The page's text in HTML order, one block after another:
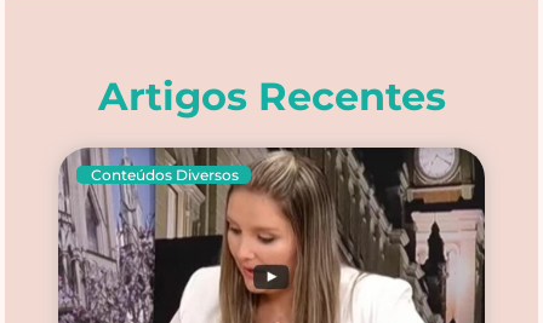
Artigos Recentes
Conteúdos Diversos